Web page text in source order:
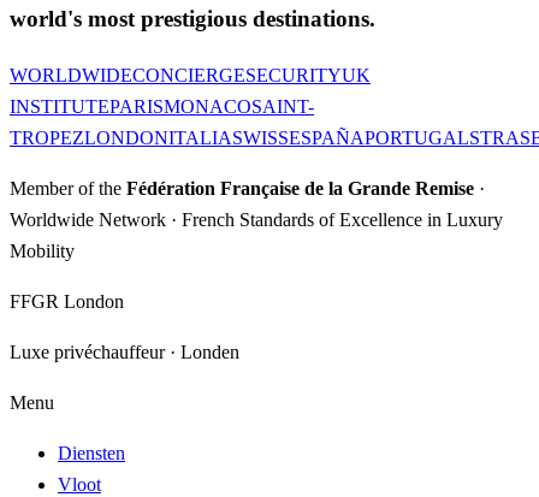
world's most prestigious destinations.
WORLDWIDECONCIERGESECURITYUK
INSTITUTEPARISMONACOSAINT-
TROPEZLONDONITALIASWISSESPAÑAPORTUGAL
Member of the Fédération Française de la Grande Remise ·
Worldwide Network · French Standards of Excellence in Luxury
Mobility
FFGR London
Luxe privéchauffeur · Londen
Menu
Diensten
Vloot